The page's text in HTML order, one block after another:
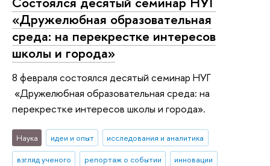
«Дружелюбная образовательная
среда: на перекрестке интересов
школы и города»
8 февраля состоялся десятый семинар НУГ
«Дружелюбная образовательная среда: на
перекрестке интересов школы и города».
Наука идеи и опыт
исследования и аналитика
взгляд ученого
репортаж о событии инновации